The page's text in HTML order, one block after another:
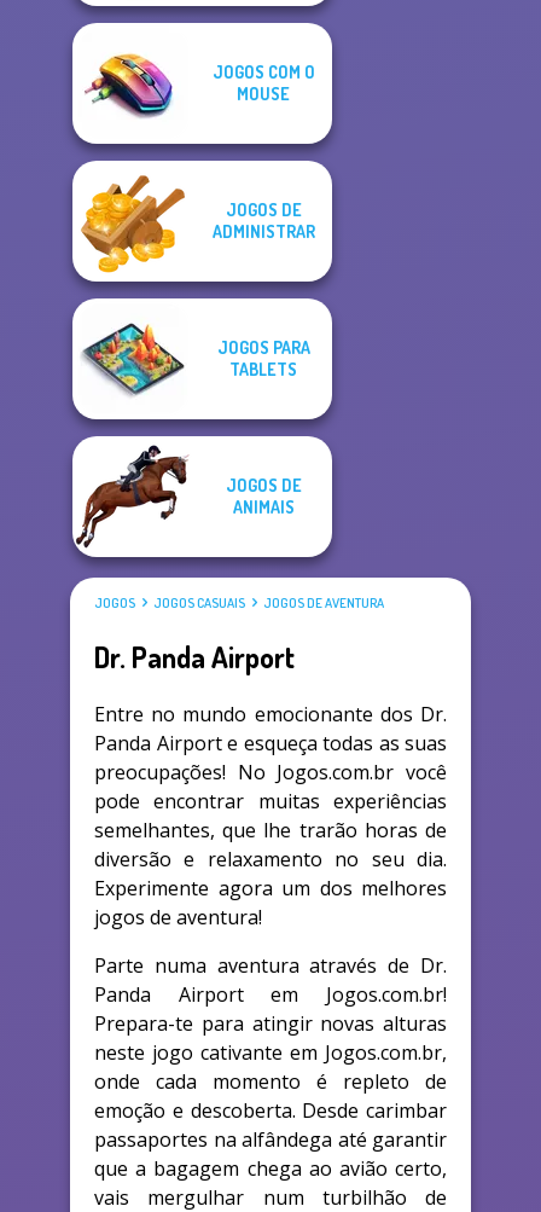
JOGOS COM O
MOUSE
JOGOS DE
ADMINISTRAR
JOGOS PARA
TABLETS
JOGOS DE
ANIMAIS
JOGOS JOGOS CASUAIS JOGOS DE AVENTURA
Dr. Panda Airport
Entre no mundo emocionante dos Dr.
Panda Airport e esqueça todas as suas
preocupações! No Jogos.com.br você
pode encontrar muitas experiências
semelhantes, que lhe trarão horas de
diversão e relaxamento no seu dia.
Experimente agora um dos melhores
jogos de aventura!
Parte numa aventura através de Dr.
Panda Airport em Jogos.com.br!
Prepara-te para atingir novas alturas
neste jogo cativante em Jogos.com.br,
onde cada momento é repleto de
emoção e descoberta. Desde carimbar
passaportes na alfândega até garantir
que a bagagem chega ao avião certo,
vais mergulhar num turbilhão de